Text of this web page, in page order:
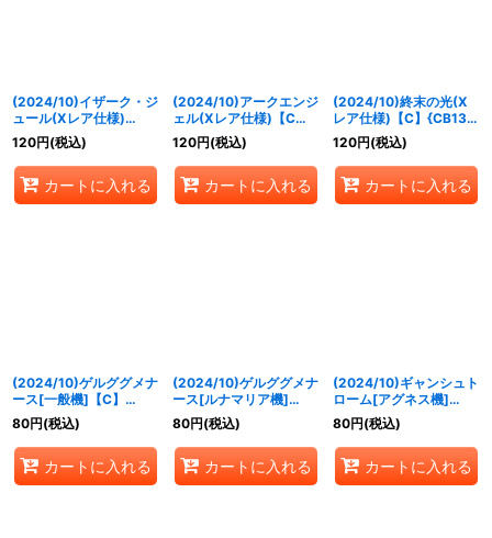
(2024/10)イザーク・ジ
ュール(Xレア仕様)
【C】{CB13-060}
《白》
120円(税込)
カートに入れる
(2024/10)アークエンジ
ェル(Xレア仕様)【C】
{SD52-014}《白》
120円(税込)
カートに入れる
(2024/10)終末の光(X
レア仕様)【C】{CB13-
077}《白》
120円(税込)
カートに入れる
(2024/10)ゲルググメナ
ース[一般機]【C】
{CBX01-001}《白》
80円(税込)
カートに入れる
(2024/10)ゲルググメナ
ース[ルナマリア機]
【C】{CBX01-002}
《白》
80円(税込)
カートに入れる
(2024/10)ギャンシュト
ローム[アグネス機]
【R】{CBX01-004}
《白》
80円(税込)
カートに入れる